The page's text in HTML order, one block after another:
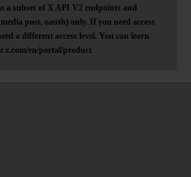
a subset of X API V2 endpoints and
post, oauth) only. If you need access
a different access level. You can learn
en/portal/product